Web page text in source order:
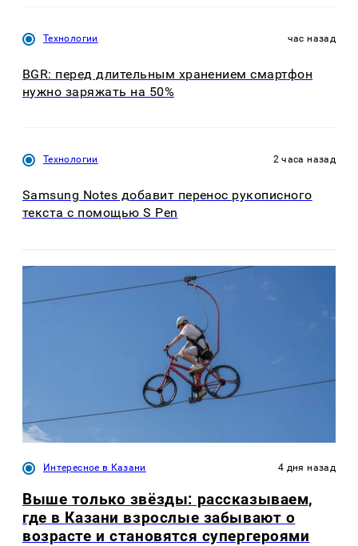
Технологии час назад
BGR: перед длительным хранением смартфон
нужно заряжать на 50%
Технологии 2 часа назад
Samsung Notes добавит перенос рукописного
текста с помощью S Pen
Интересное в Казани 4 дня назад
Выше только звёзды: рассказываем,
где в Казани взрослые забывают о
возрасте и становятся супергероями